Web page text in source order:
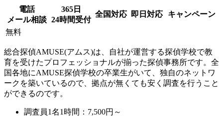
電話
メール相談
365日
24時間受付
全国対応 即日対応 キャンペーン
無料
総合探偵AMUSE(アムス)は、自社が運営する探偵学校で教
育を受けたプロフェッショナルが揃った探偵事務所です。全
国各地にAMUSE探偵学校の卒業生がいて、独自のネットワ
ークを築いているので、拠点が無くても安く調査を行うこと
ができるのです。
調査員1名1時間： 7,500円～